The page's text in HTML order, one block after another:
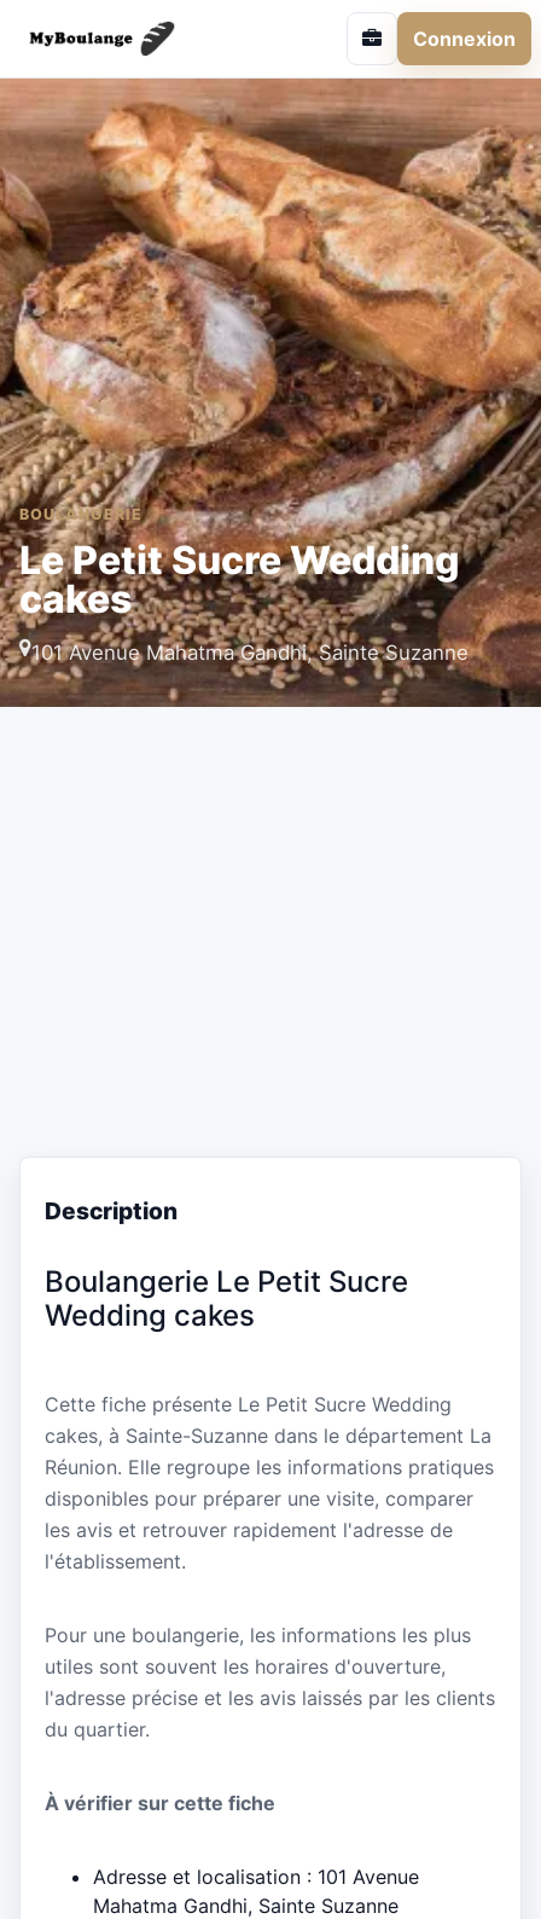
Connexion
BOULANGERIE
Le Petit Sucre Wedding
cakes
101 Avenue Mahatma Gandhi, Sainte Suzanne
Description
Boulangerie Le Petit Sucre
Wedding cakes
Cette fiche présente Le Petit Sucre Wedding
cakes, à Sainte-Suzanne dans le département La
Réunion. Elle regroupe les informations pratiques
disponibles pour préparer une visite, comparer
les avis et retrouver rapidement l'adresse de
l'établissement.
Pour une boulangerie, les informations les plus
utiles sont souvent les horaires d'ouverture,
l'adresse précise et les avis laissés par les clients
du quartier.
À vérifier sur cette fiche
Adresse et localisation : 101 Avenue
Mahatma Gandhi, Sainte Suzanne